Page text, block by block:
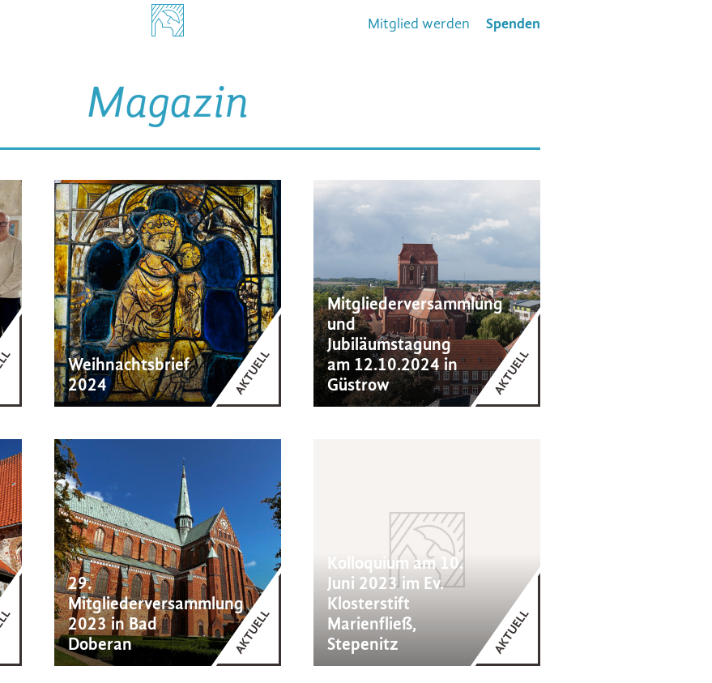
Mitglied werden Spenden
Magazin
Weihnachtsbrief
2024
Mitgliederversammlung
und
Jubiläumstagung
am 12.10.2024 in
Güstrow
29.
Mitgliederversammlung
2023 in Bad
Doberan
Kolloquium am 10.
Juni 2023 im Ev.
Klosterstift
Marienfließ,
Stepenitz